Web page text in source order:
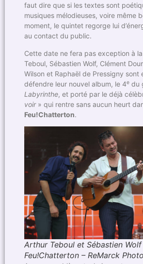
faut dire que si les textes sont
musiques mélodieuses, voire même
moment, le quintet regorge lui
au contact du public.
Cette date ne fera pas exception à
Teboul, Sébastien Wolf, Clément
Wilson et Raphaël de Pressigny sont
défendre leur nouvel album, le 4e du
Labyrinthe, et porté par le déjà
voir» qui rentre sans aucun heurt
Feu!Chatterton.
Arthur Teboul et Sébastien
Feu!Chatterton – ReMarck